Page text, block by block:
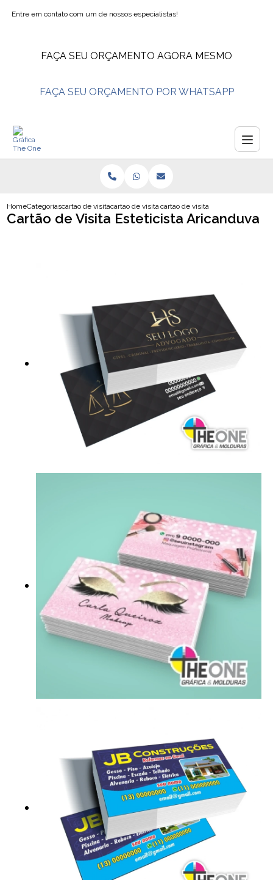
Entre em contato com um de nossos especialistas!
FAÇA SEU ORÇAMENTO AGORA MESMO
FAÇA SEU ORÇAMENTO POR WHATSAPP
HomeCategoriascartao de visitacartao de visita confeitariacartao de visita esteticista
Cartão de Visita Esteticista Aricanduva